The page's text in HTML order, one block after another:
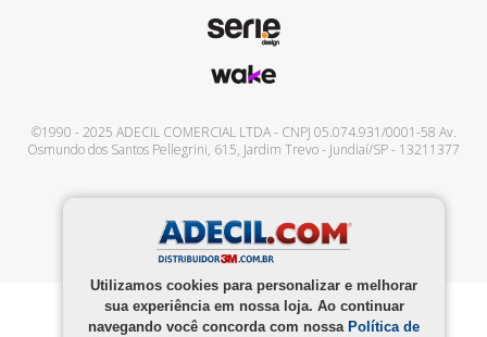
Utilizamos cookies para personalizar e melhorar
sua experiência em nossa loja. Ao continuar
navegando você concorda com nossa Política de
©1990 - 2025 ADECIL COMERCIAL LTDA- CNPJ 05.074.931/0001-58 Av.
Osmundo dos Santos Pellegrini, 615, Jardim Trevo- Jundiaí/SP- 13211377